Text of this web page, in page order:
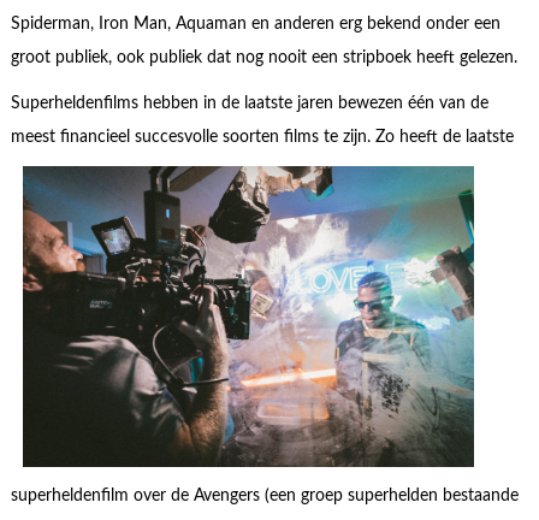
Spiderman, Iron Man, Aquaman en anderen erg bekend onder een
groot publiek, ook publiek dat nog nooit een stripboek heeft gelezen.
Superheldenfilms hebben in de laatste jaren bewezen één van de
meest financieel succesvolle soorten films te zijn. Zo heeft de laatste
superheldenfilm over de Avengers (een groep superhelden bestaande